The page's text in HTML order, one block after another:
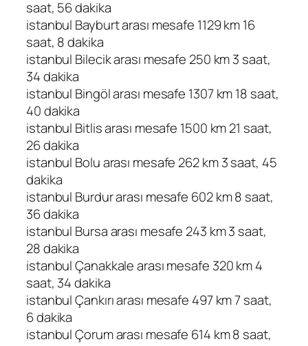
saat, 56 dakika
istanbul Bayburt arası mesafe 1129 km 16
saat, 8 dakika
istanbul Bilecik arası mesafe 250 km 3 saat,
34 dakika
istanbul Bingöl arası mesafe 1307 km 18 saat,
40 dakika
istanbul Bitlis arası mesafe 1500 km 21 saat,
26 dakika
istanbul Bolu arası mesafe 262 km 3 saat, 45
dakika
istanbul Burdur arası mesafe 602 km 8 saat,
36 dakika
istanbul Bursa arası mesafe 243 km 3 saat,
28 dakika
istanbul Çanakkale arası mesafe 320 km 4
saat, 34 dakika
istanbul Çankırı arası mesafe 497 km 7 saat,
6 dakika
istanbul Çorum arası mesafe 614 km 8 saat,